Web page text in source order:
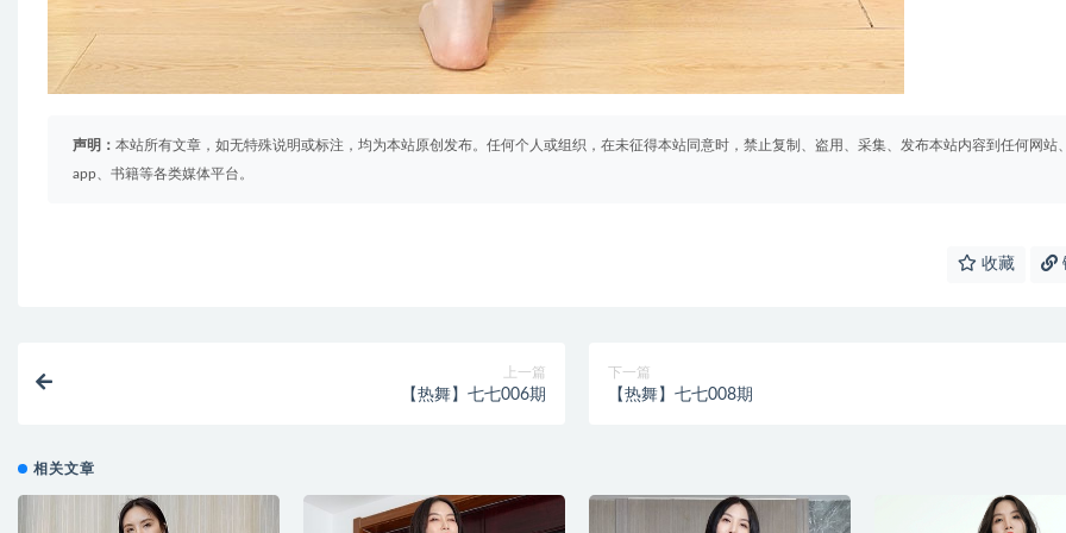
声明： 本站所有文章，如无特殊说明或标注，均为本站原创发布。任何个人或组织，在未征得本站同意时，禁止复制、盗用、采集、发布本站内容到任何网站
app、书籍等各类媒体平台。
收藏
上一篇
【热舞】七七006期
下一篇
【热舞】七七008期
相关文章